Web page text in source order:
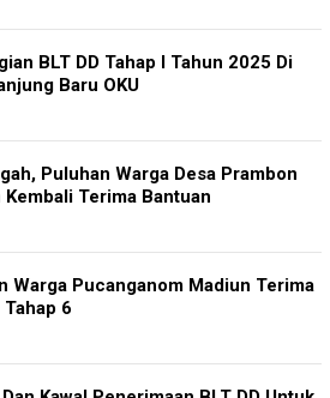
BLT DD Tahap I Tahun 2025 Di
Baru OKU
Puluhan Warga Desa Prambon
Kembali Terima Bantuan
Warga Pucanganom Madiun Terima
Tahap 6